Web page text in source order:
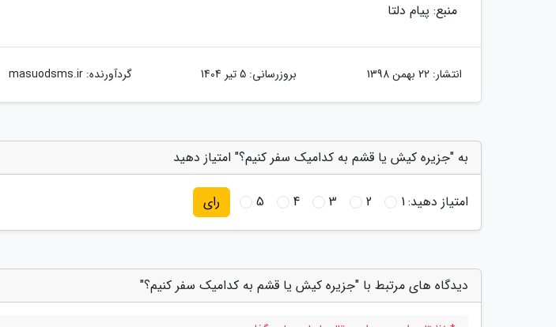
منبع: پیام دلتا
انتشار: 22 بهمن 1398 بروزرسانی: 5 تیر 1404 گردآورنده:masuodsms.ir
به "جزیره کیش یا قشم به کدامیک سفر کنیم؟" امتیاز دهید
امتیاز دهید:1
2
3
4
5 رای
دیدگاه های مرتبط با "جزیره کیش یا قشم به کدامیک سفر کنیم؟"